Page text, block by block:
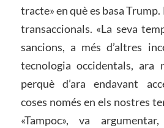
tracte» en què es basa Trump.
transaccionals. «La seva
sancions, a més d’altres
tecnologia occidentals, ara
perquè d’ara endavant
coses només en els nostres
«Tampoc», va